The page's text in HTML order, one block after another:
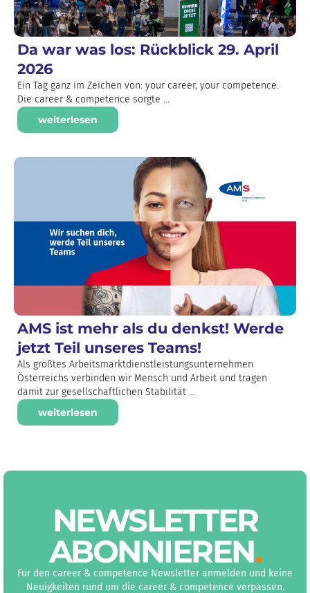
Da war was los: Rückblick 29. April
2026
Ein Tag ganz im Zeichen von: your career, your competence.
Die career & competence sorgte ...
weiterlesen
AMS ist mehr als du denkst! Werde
jetzt Teil unseres Teams!
Als größtes Arbeitsmarktdienstleistungsunternehmen
Österreichs verbinden wir Mensch und Arbeit und tragen
damit zur gesellschaftlichen Stabilität ...
weiterlesen
NEWS­LETTER
ABON­NIEREN.
Für den career & competence Newsletter anmelden und keine
Neuigkeiten rund um die career & competence verpassen.